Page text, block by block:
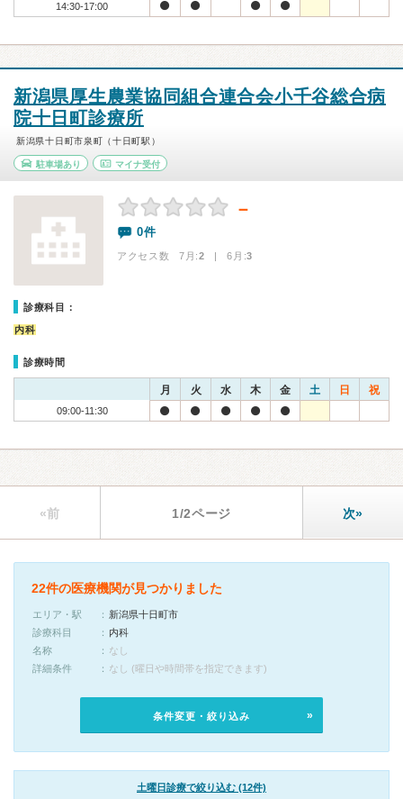
14:30-17:00
新潟県厚生農業協同組合連合会小千谷総合病
院十日町診療所
新潟県十日町市泉町（十日町駅）
駐車場あり マイナ受付
－
0件
アクセス数 7月:2 | 6月:3
診療科目：
内科
診療時間
月 火 水 木 金 土 日 祝
09:00-11:30
«前 1/2ページ 次»
22件の医療機関が見つかりました
エリア・駅
新潟県十日町市
診療科目
内科
名称
なし
詳細条件
なし (曜日や時間帯を指定できます)
条件変更・絞り込み
土曜日診療で絞り込む (12件)